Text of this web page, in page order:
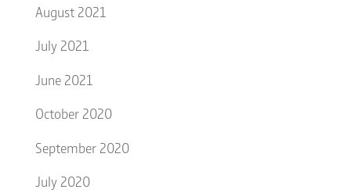
August 2021
July 2021
June 2021
October 2020
September 2020
July 2020